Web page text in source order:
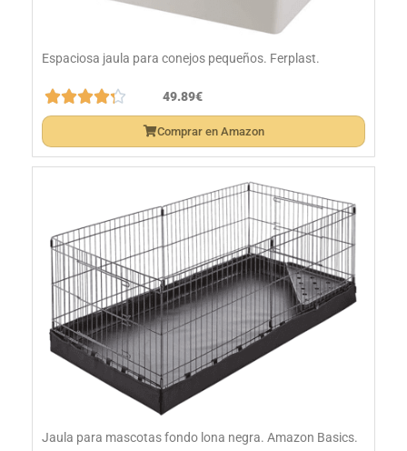
Espaciosa jaula para conejos pequeños. Ferplast.
 49.89€
Comprar en Amazon
Jaula para mascotas fondo lona negra. Amazon Basics.